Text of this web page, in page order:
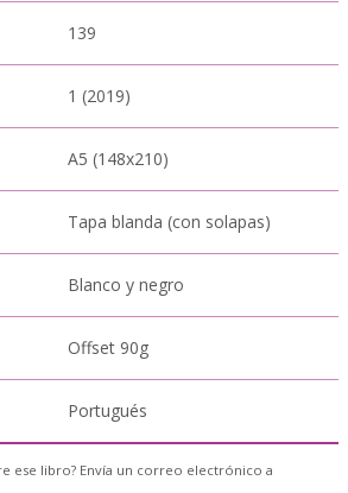
139
1 (2019)
A5 (148x210)
Tapa blanda (con solapas)
Blanco y negro
Offset 90g
Portugués
ese libro? Envía un correo electrónico a